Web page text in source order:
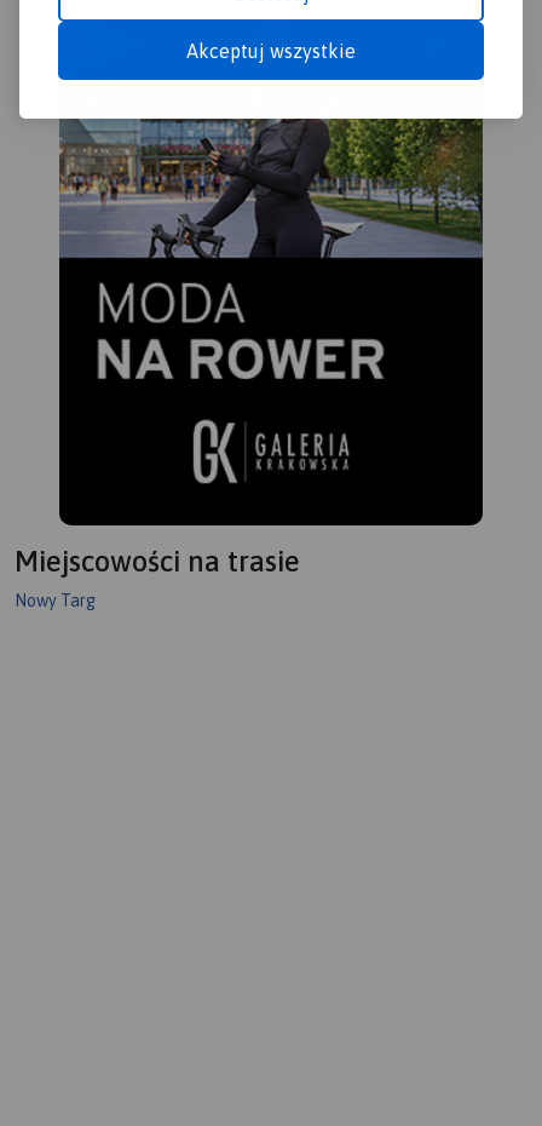
Akceptuj wszystkie
Koła Przewodników Górskich,
pracowników Gorczańskiego
Grupę Podhalańską
GOPR. Mapę offline można
zakupić w aplikacji Traseo na
urządzenia mobilne.Rok
Miejscowości na trasie
Nowy Targ